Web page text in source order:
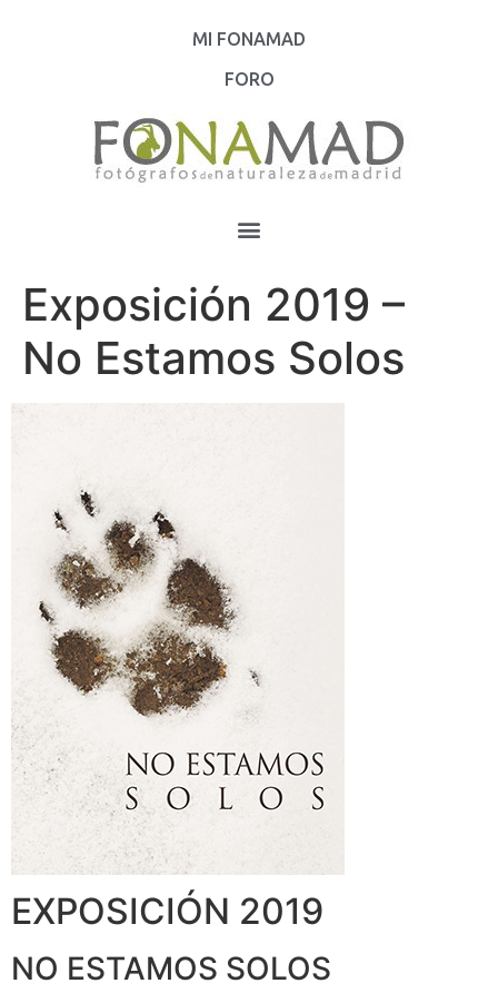
MI FONAMAD
FORO
Exposición 2019 –
No Estamos Solos
EXPOSICIÓN 2019
NO ESTAMOS SOLOS